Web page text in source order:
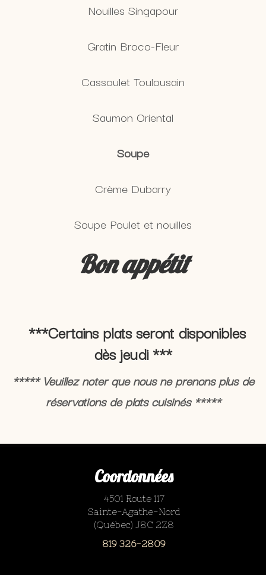
Nouilles Singapour
Gratin Broco-Fleur
Cassoulet Toulousain
Saumon Oriental
Soupe
Crème Dubarry
Soupe Poulet et nouilles
Bon appétit
***Certains plats seront disponibles
dès jeudi ***
***** Veuillez noter que nous ne prenons plus de
réservations de plats cuisinés *****
Coordonnées
4501 Route 117
Sainte-Agathe-Nord
(Québec) J8C 2Z8
819 326-2809